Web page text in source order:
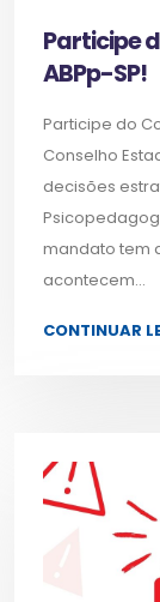
Participe
ABPp-SP!
Participe do
Conselho
decisões
mandato tem
acontecem...
CONTINUAR